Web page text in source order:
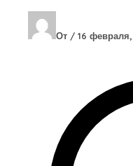
От / 16 февраля,